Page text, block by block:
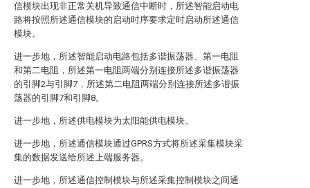
信模块出现非正常关机导致通信中断时，所述智能启动电
路将按照所述通信模块的启动时序要求定时启动所述通信
模块。
进一步地，所述智能启动电路包括多谐振荡器、第一电阻
和第二电阻，所述第一电阻两端分别连接所述多谐振荡器
的引脚2与引脚7，所述第二电阻两端分别连接所述多谐振
荡器的引脚7和引脚8。
进一步地，所述供电模块为太阳能供电模块。
进一步地，所述通信模块通过GPRS方式将所述采集模块采
集的数据发送给所述上端服务器。
进一步地，所述通信控制模块与所述采集控制模块之间通